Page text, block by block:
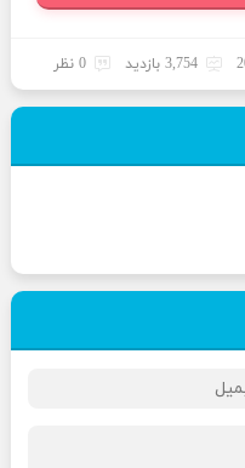
3,754 بازدید 0 نظر